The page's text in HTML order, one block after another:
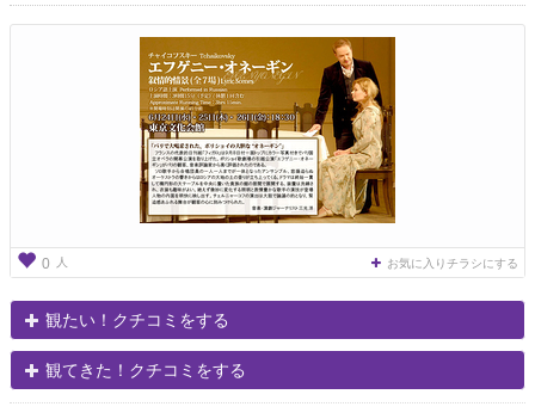
a
g
0 人 お気に入りチラシにする
観たい！クチコミをする
観てきた！クチコミをする